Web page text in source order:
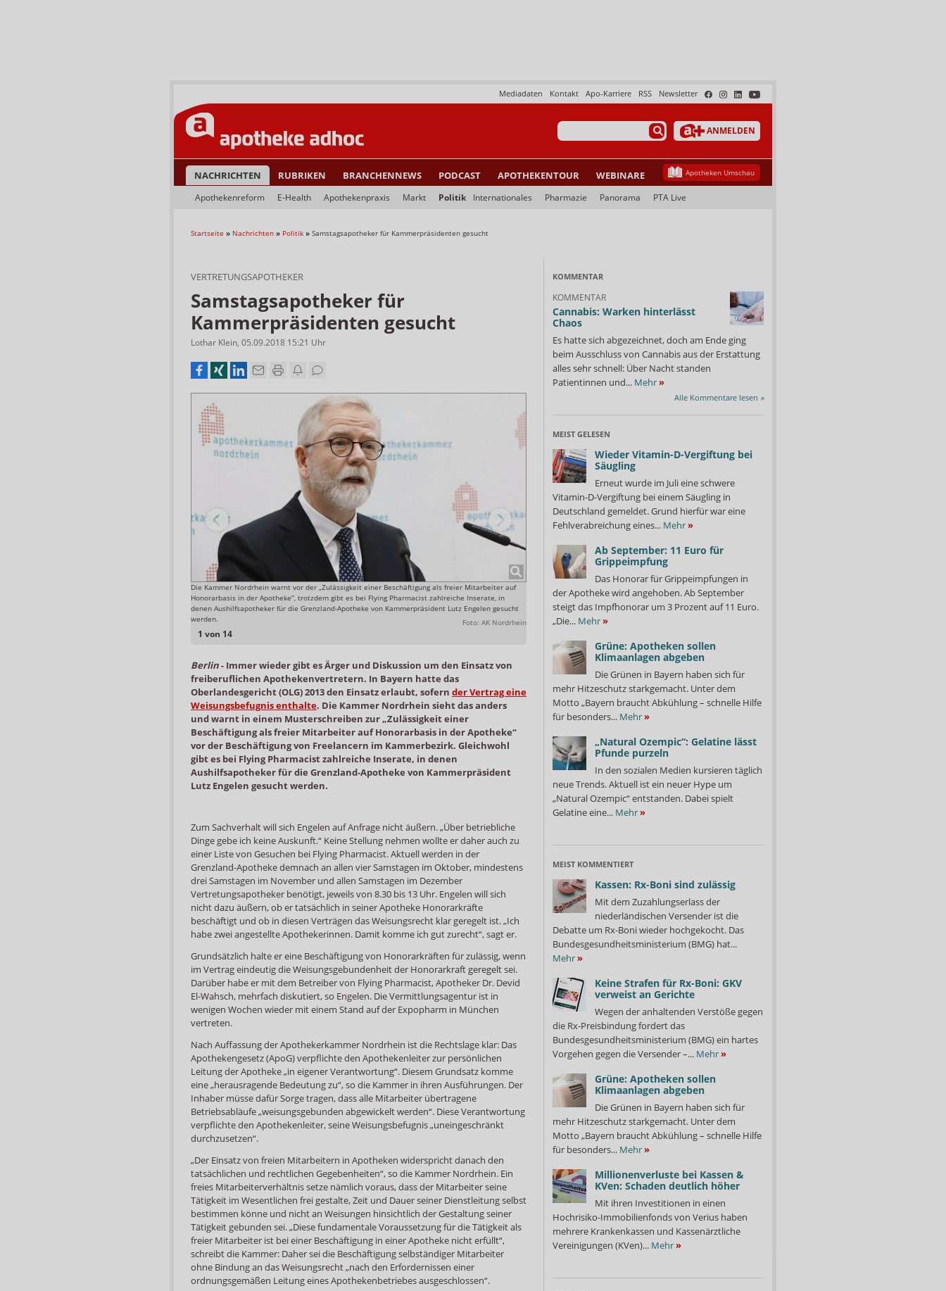
Newsletter
RSS
Apo-Karriere
Kontakt
Mediadaten
ANMELDEN
NACHRICHTEN RUBRIKEN BRANCHENNEWS PODCAST APOTHEKENTOUR WEBINARE Apotheken Umschau
Apothekenreform E-Health Apothekenpraxis Markt Politik Internationales Pharmazie Panorama PTA Live
Startseite » Nachrichten » Politik » Samstagsapotheker für Kammerpräsidenten gesucht
VERTRETUNGSAPOTHEKER
Samstagsapotheker für
Kammerpräsidenten gesucht
Lothar Klein, 05.09.2018 15:21 Uhr
1 von 14
Die Kammer Nordrhein warnt vor der „Zulässigkeit einer Beschäftigung als freier Mitarbeiter auf
Honorarbasis in der Apotheke“, trotzdem gibt es bei Flying Pharmacist zahlreiche Inserate, in
denen Aushilfsapotheker für die Grenzland-Apotheke von Kammerpräsident Lutz Engelen gesucht
werden.
Foto: AK Nordrhein
In der virtuellen Kartei von Dr. Devid El-Wahsch finden sich auch etwa 20 Apotheker über 50 Jahre,
von ihnen sind etwa ein Dutzend bereits im Rentenalter.
Berlin- Immer wieder gibt es Ärger und Diskussion um den Einsatz von
freiberuflichen Apothekenvertretern. In Bayern hatte das
Oberlandesgericht (OLG) 2013 den Einsatz erlaubt, sofern der Vertrag eine
Weisungsbefugnis enthalte. Die Kammer Nordrhein sieht das anders
und warnt in einem Musterschreiben zur „Zulässigkeit einer
Beschäftigung als freier Mitarbeiter auf Honorarbasis in der Apotheke“
vor der Beschäftigung von Freelancern im Kammerbezirk. Gleichwohl
gibt es bei Flying Pharmacist zahlreiche Inserate, in denen
Aushilfsapotheker für die Grenzland-Apotheke von Kammerpräsident
Lutz Engelen gesucht werden.
Zum Sachverhalt will sich Engelen auf Anfrage nicht äußern. „Über betriebliche
Dinge gebe ich keine Auskunft.“ Keine Stellung nehmen wollte er daher auch zu
einer Liste von Gesuchen bei Flying Pharmacist. Aktuell werden in der
Grenzland-Apotheke demnach an allen vier Samstagen im Oktober, mindestens
drei Samstagen im November und allen Samstagen im Dezember
Vertretungsapotheker benötigt, jeweils von 8.30 bis 13 Uhr. Engelen will sich
nicht dazu äußern, ob er tatsächlich in seiner Apotheke Honorarkräfte
beschäftigt und ob in diesen Verträgen das Weisungsrecht klar geregelt ist. „Ich
habe zwei angestellte Apothekerinnen. Damit komme ich gut zurecht“, sagt er.
Grundsätzlich halte er eine Beschäftigung von Honorarkräften für zulässig, wenn
im Vertrag eindeutig die Weisungsgebundenheit der Honorarkraft geregelt sei.
Darüber habe er mit dem Betreiber von Flying Pharmacist, Apotheker Dr. Devid
El-Wahsch, mehrfach diskutiert, so Engelen. Die Vermittlungsagentur ist in
wenigen Wochen wieder mit einem Stand auf der Expopharm in München
vertreten.
Nach Auffassung der Apothekerkammer Nordrhein ist die Rechtslage klar: Das
Apothekengesetz (ApoG) verpflichte den Apothekenleiter zur persönlichen
Leitung der Apotheke „in eigener Verantwortung“. Diesem Grundsatz komme
eine „herausragende Bedeutung zu“, so die Kammer in ihren Ausführungen. Der
Inhaber müsse dafür Sorge tragen, dass alle Mitarbeiter übertragene
Betriebsabläufe „weisungsgebunden abgewickelt werden“. Diese Verantwortung
verpflichte den Apothekenleiter, seine Weisungsbefugnis „uneingeschränkt
durchzusetzen“.
„Der Einsatz von freien Mitarbeitern in Apotheken widerspricht danach den
tatsächlichen und rechtlichen Gegebenheiten“, so die Kammer Nordrhein. Ein
freies Mitarbeiterverhältnis setze nämlich voraus, dass der Mitarbeiter seine
Tätigkeit im Wesentlichen frei gestalte, Zeit und Dauer seiner Dienstleitung selbst
bestimmen könne und nicht an Weisungen hinsichtlich der Gestaltung seiner
Tätigkeit gebunden sei. „Diese fundamentale Voraussetzung für die Tätigkeit als
freier Mitarbeiter ist bei einer Beschäftigung in einer Apotheke nicht erfüllt“,
schreibt die Kammer: Daher sei die Beschäftigung selbständiger Mitarbeiter
ohne Bindung an das Weisungsrecht „nach den Erfordernissen einer
ordnungsgemäßen Leitung eines Apothekenbetriebes ausgeschlossen“.
KOMMENTAR
KOMMENTAR
Cannabis: Warken hinterlässt
Chaos
Es hatte sich abgezeichnet, doch am Ende ging
beim Ausschluss von Cannabis aus der Erstattung
alles sehr schnell: Über Nacht standen
Patientinnen und... Mehr»
Alle Kommentare lesen »
MEIST GELESEN
Wieder Vitamin-D-Vergiftung bei
Säugling
Erneut wurde im Juli eine schwere
Vitamin-D-Vergiftung bei einem Säugling in
Deutschland gemeldet. Grund hierfür war eine
Fehlverabreichung eines... Mehr»
Ab September: 11 Euro für
Grippeimpfung
Das Honorar für Grippeimpfungen in
der Apotheke wird angehoben. Ab September
steigt das Impfhonorar um 3 Prozent auf 11 Euro.
„Die... Mehr»
Grüne: Apotheken sollen
Klimaanlagen abgeben
Die Grünen in Bayern haben sich für
mehr Hitzeschutz starkgemacht. Unter dem
Motto „Bayern braucht Abkühlung – schnelle Hilfe
für besonders... Mehr»
„Natural Ozempic“: Gelatine lässt
Pfunde purzeln
In den sozialen Medien kursieren täglich
neue Trends. Aktuell ist ein neuer Hype um
„Natural Ozempic“ entstanden. Dabei spielt
Gelatine eine... Mehr»
MEIST KOMMENTIERT
Kassen: Rx-Boni sind zulässig
Mit dem Zuzahlungserlass der
niederländischen Versender ist die
Debatte um Rx-Boni wieder hochgekocht. Das
Bundesgesundheitsministerium (BMG) hat...
Mehr»
Keine Strafen für Rx-Boni: GKV
verweist an Gerichte
Wegen der anhaltenden Verstöße gegen
die Rx-Preisbindung fordert das
Bundesgesundheitsministerium (BMG) ein hartes
Vorgehen gegen die Versender –... Mehr»
Grüne: Apotheken sollen
Klimaanlagen abgeben
Die Grünen in Bayern haben sich für
mehr Hitzeschutz starkgemacht. Unter dem
Motto „Bayern braucht Abkühlung – schnelle Hilfe
für besonders... Mehr»
Millionenverluste bei Kassen &
KVen: Schaden deutlich höher
Mit ihren Investitionen in einen
Hochrisiko-Immobilienfonds von Verius haben
mehrere Krankenkassen und Kassenärztliche
Vereinigungen (KVen)... Mehr»